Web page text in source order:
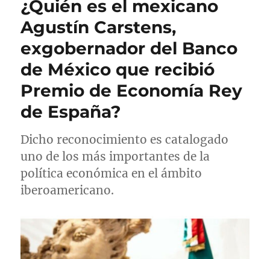
¿Quién es el mexicano
Agustín Carstens,
exgobernador del Banco
de México que recibió
Premio de Economía Rey
de España?
Dicho reconocimiento es catalogado
uno de los más importantes de la
política económica en el ámbito
iberoamericano.